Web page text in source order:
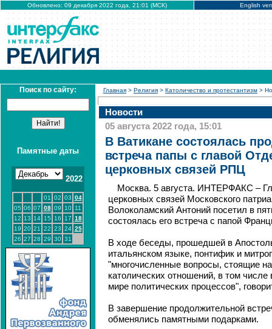
Обновлено: 09 декабря 2022 года, 21:01 (МСК) English
Поиск по сайту:
Памятные даты
2022
01 02 03 04
05 06 07 08 09 10
11
12 13 14 15 16 17 18
19 20 21 22 23 24 25
26 27 28 29 30 31
Главная > Религия > Католичество и протестантизм >
Новости
05 августа 2022 года, 15:01
В Ватикане состоялась
встреча папы с главой
церковных связей РПЦ
Москва. 5 августа. ИНТЕРФАКС –
церковных связей Московского
Волоколамский Антоний посетил в
состоялась его встреча с папой
В ходе беседы, прошедшей в
итальянском языке, понтифик и
"многочисленные вопросы, стоящие
католических отношений, в том числе
мире политических процессов",
В завершение продолжительной
обменялись памятными подарками.